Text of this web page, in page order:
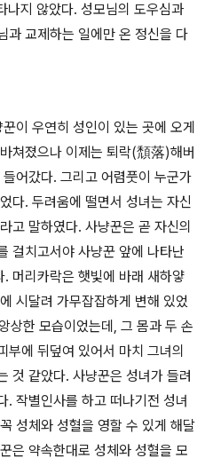
나지 않았다. 성모님의 도우심과
과 교제하는 일에만 온 정신을 다
이 우연히 성인이 있는 곳에 오게
쳐졌으나 이제는 퇴락(頹落)해버
어갔다. 그리고 어렴풋이 누군가
다. 두려움에 떨면서 성녀는 자신
고 말하였다. 사냥꾼은 곧 자신의
걸치고서야 사냥꾼 앞에 나타난
머리카락은 햇빛에 바래 새하얗
시달려 가무잡잡하게 변해 있었
상한 모습이었는데, 그 몸과 두 손
부에 뒤덮여 있어서 마치 그녀의
것 같았다. 사냥꾼은 성녀가 들려
. 작별인사를 하고 떠나기전 성녀
성체와 성혈을 영할 수 있게 해달
은 약속한대로 성체와 성혈을 모